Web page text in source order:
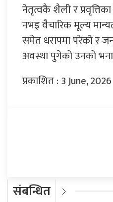
नेतृत्वकै शैली र
नभइ वैचारिक मूल्य
समेत धरापमा परेको र
अवस्था पुगेको उनको
प्रकाशित : 3 June, 2026
संबन्धित